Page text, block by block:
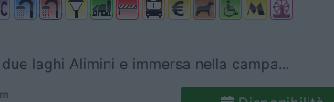
laghi Alimini e immersa nella campa...